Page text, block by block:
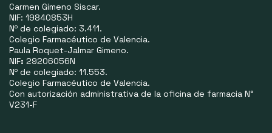
Carmen Gimeno Siscar.
NIF: 19840853H
Nº de colegiado: 3.411.
Colegio Farmacéutico de Valencia.
Paula Roquet-Jalmar Gimeno.
NIF: 29206056N
Nº de colegiado: 11.553.
Colegio Farmacéutico de Valencia.
Con autorización administrativa de la oficina de farmacia N°
V231-F